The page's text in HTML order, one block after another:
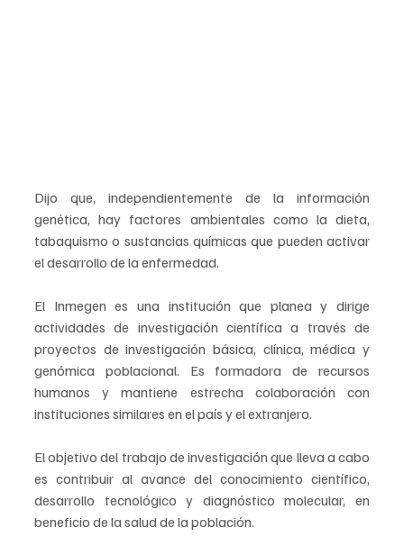
Dijo que, independientemente de la información
genética, hay factores ambientales como la dieta,
tabaquismo o sustancias químicas que pueden activar
el desarrollo de la enfermedad.
El Inmegen es una institución que planea y dirige
actividades de investigación científica a través de
proyectos de investigación básica, clínica, médica y
genómica poblacional. Es formadora de recursos
humanos y mantiene estrecha colaboración con
instituciones similares en el país y el extranjero.
El objetivo del trabajo de investigación que lleva a cabo
es contribuir al avance del conocimiento científico,
desarrollo tecnológico y diagnóstico molecular, en
beneficio de la salud de la población.